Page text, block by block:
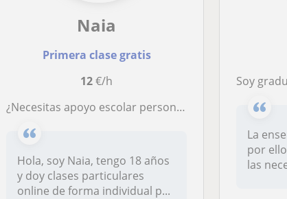
Naia
Primera clase gratis
12€/h
¿Necesitas apoyo escolar personalizado para Primaria o ESO?
Hola, soy Naia, tengo 18 años
y doy clases particulares
online de forma individual p...
Soy graduada en Filología Hispánica con experiencia como
La
por
las